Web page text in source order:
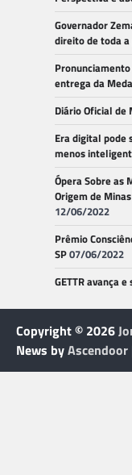
Governador
direito de toda
entrega da
Diário Oficial de
Era digital pode
menos
Ópera Sobre as
Origem de
12/06/2022
Prêmio
SP07/06/2022
GETTR avança
Copyright © 2026
News byAscendoor